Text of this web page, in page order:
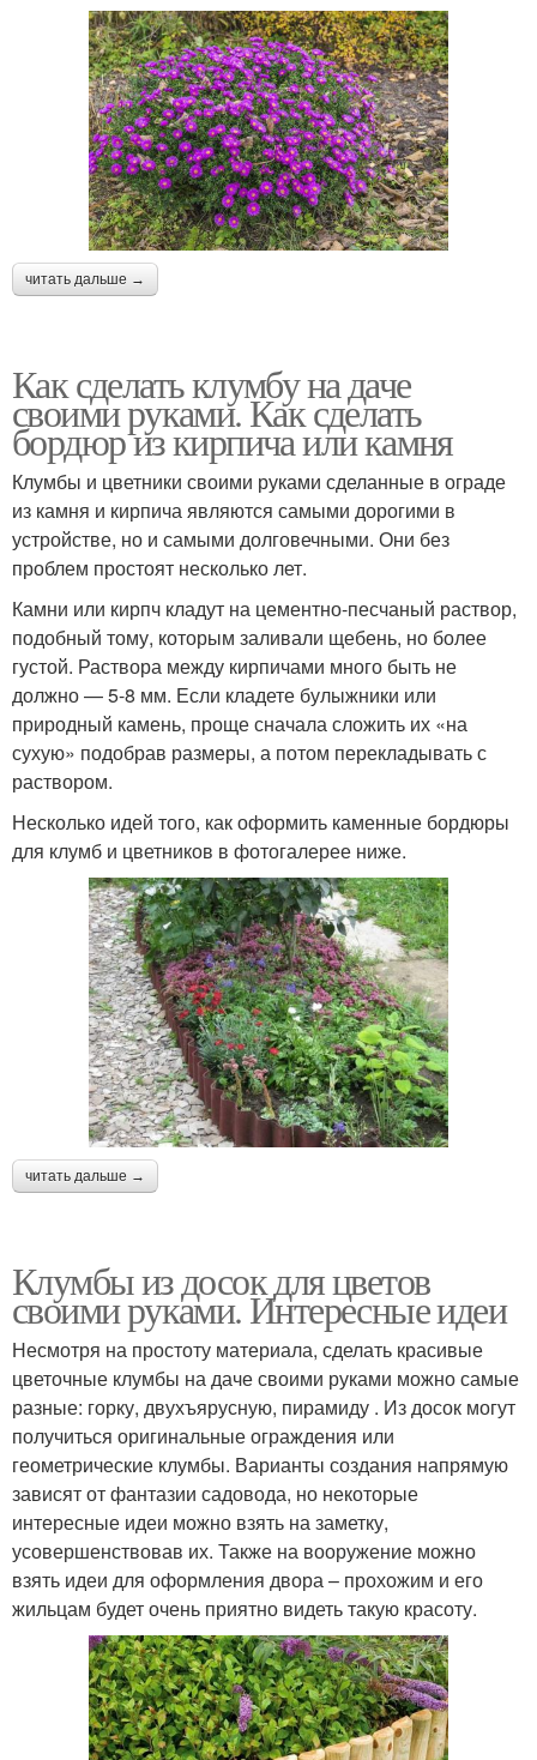
читать дальше →
Как сделать клумбу на даче
своими руками. Как сделать
бордюр из кирпича или камня
Клумбы и цветники своими руками сделанные в ограде
из камня и кирпича являются самыми дорогими в
устройстве, но и самыми долговечными. Они без
проблем простоят несколько лет.
Камни или кирпч кладут на цементно-песчаный раствор,
подобный тому, которым заливали щебень, но более
густой. Раствора между кирпичами много быть не
должно — 5-8 мм. Если кладете булыжники или
природный камень, проще сначала сложить их «на
сухую» подобрав размеры, а потом перекладывать с
раствором.
Несколько идей того, как оформить каменные бордюры
для клумб и цветников в фотогалерее ниже.
читать дальше →
Клумбы из досок для цветов
своими руками. Интересные идеи
Несмотря на простоту материала, сделать красивые
цветочные клумбы на даче своими руками можно самые
разные: горку, двухъярусную, пирамиду . Из досок могут
получиться оригинальные ограждения или
геометрические клумбы. Варианты создания напрямую
зависят от фантазии садовода, но некоторые
интересные идеи можно взять на заметку,
усовершенствовав их. Также на вооружение можно
взять идеи для оформления двора – прохожим и его
жильцам будет очень приятно видеть такую красоту.